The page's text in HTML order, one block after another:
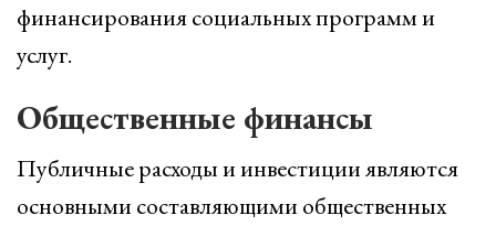
финансирования социальных программ и
услуг.
Общественные финансы
Публичные расходы и инвестиции являются
основными составляющими общественных